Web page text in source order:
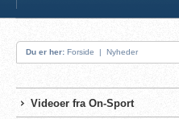
Du er her: Forside | Nyheder
Videoer fra On-Sport